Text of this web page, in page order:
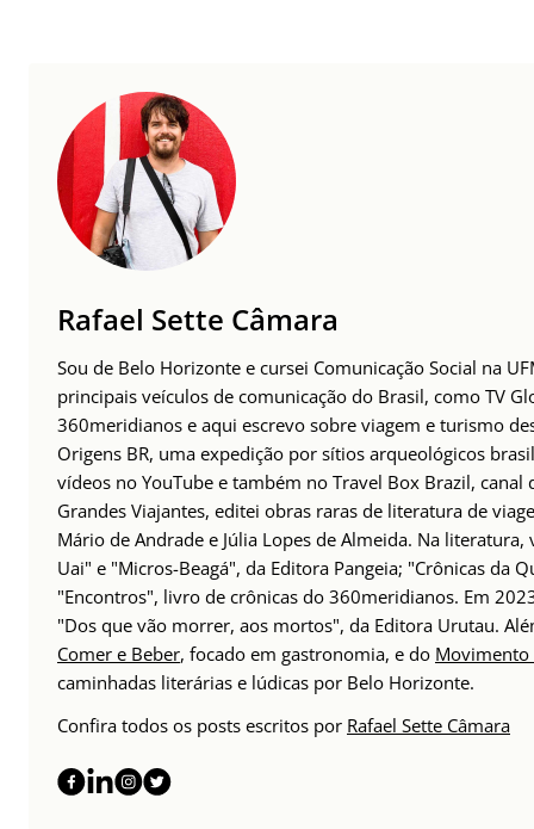
Rafael Sette Câmara
Sou de Belo Horizonte e cursei Comunicação Social na
principais veículos de comunicação do Brasil, como TV
360meridianos e aqui escrevo sobre viagem e turismo
Origens BR, uma expedição por sítios arqueológicos
vídeos no YouTube e também no Travel Box Brazil,
Grandes Viajantes, editei obras raras de literatura de
Mário de Andrade e Júlia Lopes de Almeida. Na
Uai" e "Micros-Beagá", da Editora Pangeia; "Crônicas da
"Encontros", livro de crônicas do 360meridianos. Em
"Dos que vão morrer, aos mortos", da Editora Urutau.
Comer e Beber, focado em gastronomia, e do Movimento
caminhadas literárias e lúdicas por Belo Horizonte.
Confira todos os posts escritos por Rafael Sette Câmara